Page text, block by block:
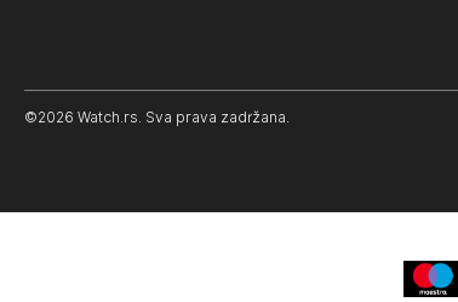
©2026 Watch.rs. Sva prava zadržana.